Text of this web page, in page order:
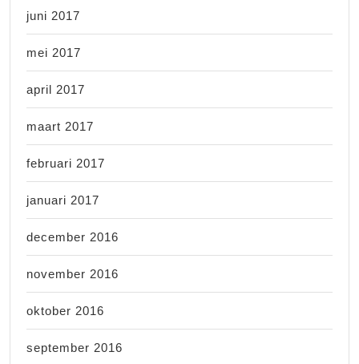
juni 2017
mei 2017
april 2017
maart 2017
februari 2017
januari 2017
december 2016
november 2016
oktober 2016
september 2016